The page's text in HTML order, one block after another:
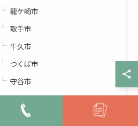
龍ケ崎市
取手市
牛久市
つくば市
守谷市
かすみがうら市